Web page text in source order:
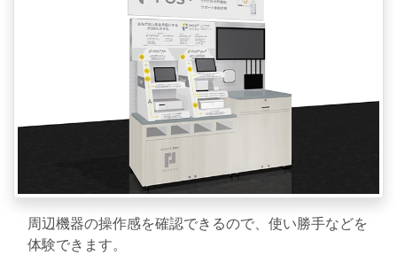
周辺機器の操作感を確認できるので、使い勝手などを
体験できます。